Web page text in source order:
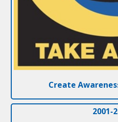
Create
2001-